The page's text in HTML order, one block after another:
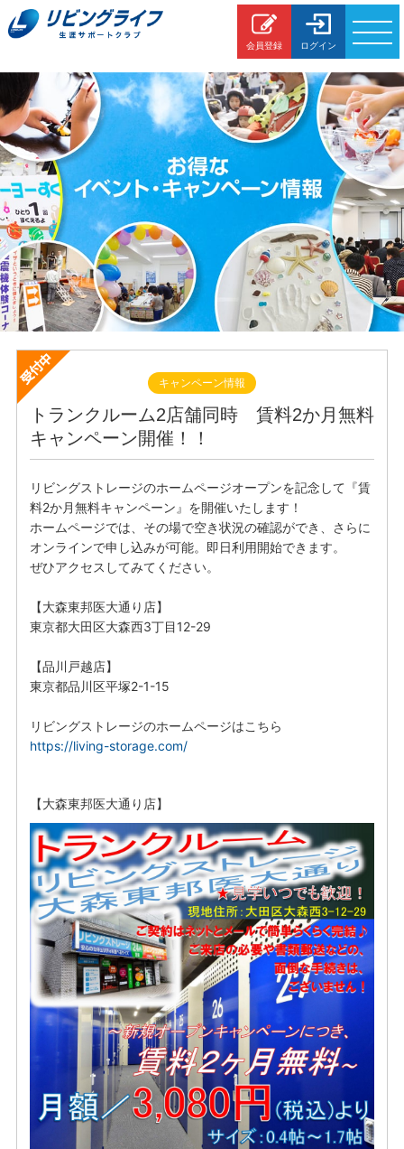
会員登録 ログイン
各種お問合わせ
イベント情報
暮らしのサービス
住まいのサービス
FP個別相談
キャンペーン情報
トランクルーム2店舗同時 賃料2か月無料
キャンペーン開催！！
リビングストレージのホームページオープンを記念して『賃
料2か月無料キャンペーン』を開催いたします！
ホームページでは、その場で空き状況の確認ができ、さらに
オンラインで申し込みが可能。即日利用開始できます。
ぜひアクセスしてみてください。
【大森東邦医大通り店】
東京都大田区大森西3丁目12-29
【品川戸越店】
東京都品川区平塚2-1-15
リビングストレージのホームページはこちら
https://living-storage.com/
【大森東邦医大通り店】